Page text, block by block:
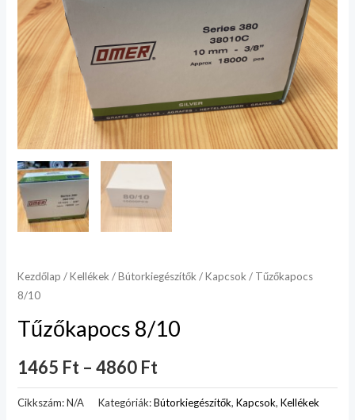
Kezdőlap /Kellékek /Bútorkiegészítők /Kapcsok / Tűzőkapocs
8/10
Tűzőkapocs 8/10
1465 Ft –4860 Ft
Cikkszám:N/A Kategóriák:Bútorkiegészítők,Kapcsok,Kellékek